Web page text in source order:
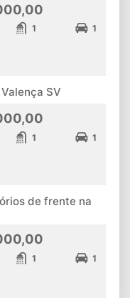
1 1
SV
1 1
de frente na
1 1